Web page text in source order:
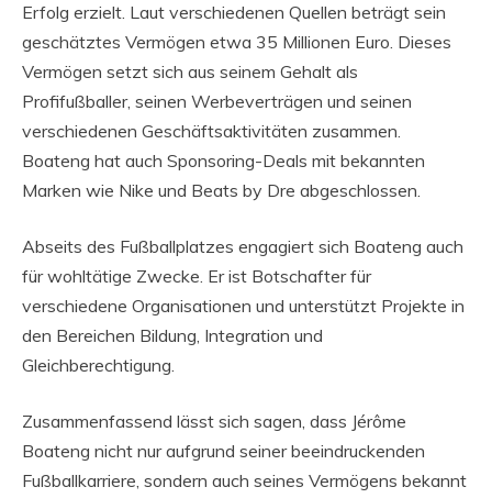
Erfolg erzielt. Laut verschiedenen Quellen beträgt sein
geschätztes Vermögen etwa 35 Millionen Euro. Dieses
Vermögen setzt sich aus seinem Gehalt als
Profifußballer, seinen Werbeverträgen und seinen
verschiedenen Geschäftsaktivitäten zusammen.
Boateng hat auch Sponsoring-Deals mit bekannten
Marken wie Nike und Beats by Dre abgeschlossen.
Abseits des Fußballplatzes engagiert sich Boateng auch
für wohltätige Zwecke. Er ist Botschafter für
verschiedene Organisationen und unterstützt Projekte in
den Bereichen Bildung, Integration und
Gleichberechtigung.
Zusammenfassend lässt sich sagen, dass Jérôme
Boateng nicht nur aufgrund seiner beeindruckenden
Fußballkarriere, sondern auch seines Vermögens bekannt